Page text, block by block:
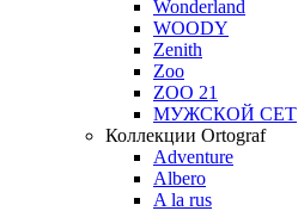
Wonderland
WOODY
Zenith
Zoo
ZOO 21
МУЖСКОЙ СЕТ
Коллекции Ortograf
Adventure
Albero
A la rus